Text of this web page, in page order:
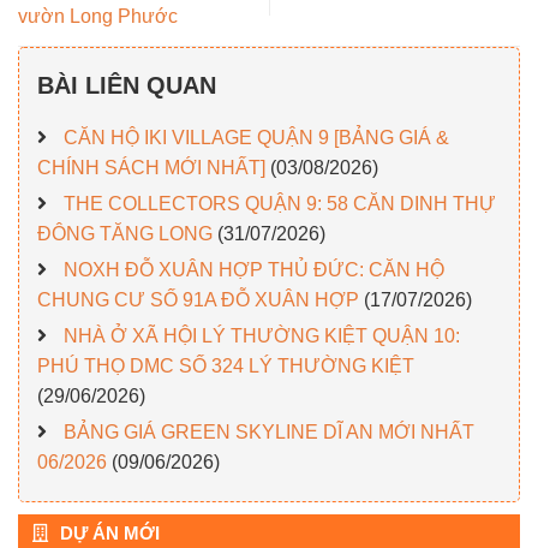
vườn Long Phước
BÀI LIÊN QUAN
CĂN HỘ IKI VILLAGE QUẬN 9 [BẢNG GIÁ &
CHÍNH SÁCH MỚI NHẤT] (03/08/2026)
THE COLLECTORS QUẬN 9: 58 CĂN DINH THỰ
ĐÔNG TĂNG LONG (31/07/2026)
NOXH ĐỖ XUÂN HỢP THỦ ĐỨC: CĂN HỘ
CHUNG CƯ SỐ 91A ĐỖ XUÂN HỢP (17/07/2026)
NHÀ Ở XÃ HỘI LÝ THƯỜNG KIỆT QUẬN 10:
PHÚ THỌ DMC SỐ 324 LÝ THƯỜNG KIỆT
(29/06/2026)
BẢNG GIÁ GREEN SKYLINE DĨ AN MỚI NHẤT
06/2026 (09/06/2026)
DỰ ÁN MỚI